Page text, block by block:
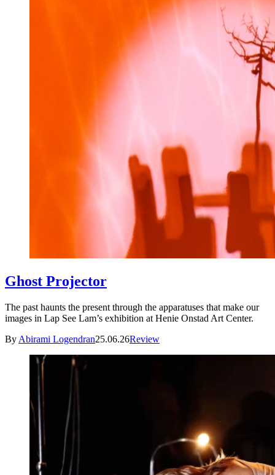
Ghost Projector
The past haunts the present through the apparatuses that make our
images in Lap See Lam’s exhibition at Henie Onstad Art Center.
By Abirami Logendran25.06.26Review